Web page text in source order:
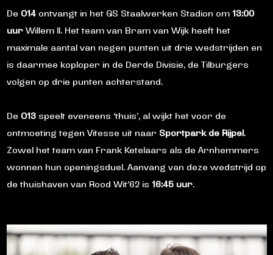
De O14ontvangt in het GS Staalwerken Stadion om 13:00
uurWillem II. Het team van Bram van Wijk heeft het
maximale aantal van negen punten uit drie wedstrijden en
is daarmee koploper in de Derde Divisie, de Tilburgers
volgen op drie punten achterstand.
De O13speelt eveneens ‘thuis’, al wijkt het voor de
ontmoeting tegen Vitesse uit naar Sportpark de Rijpel.
Zowel het team van Frank Ketelaars als de Arnhemmers
wonnen hun openingsduel. Aanvang van deze wedstrijd op
de thuishaven van Rood Wit’62 is 16:45 uur.